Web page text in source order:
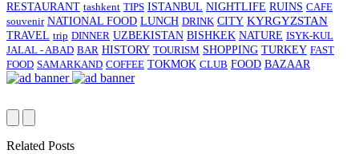
RESTAURANT tashkent TIPS ISTANBUL NIGHTLIFE RUINS CAFE
souvenir NATIONAL FOOD LUNCH DRINK CITY KYRGYZSTAN
TRAVEL trip DINNER UZBEKISTAN BISHKEK NATURE ISYK-KUL
JALAL - ABAD BAR HISTORY TOURISM SHOPPING TURKEY FAST
FOOD SAMARKAND COFFEE TOKMOK CLUB FOOD BAZAAR
Related Posts